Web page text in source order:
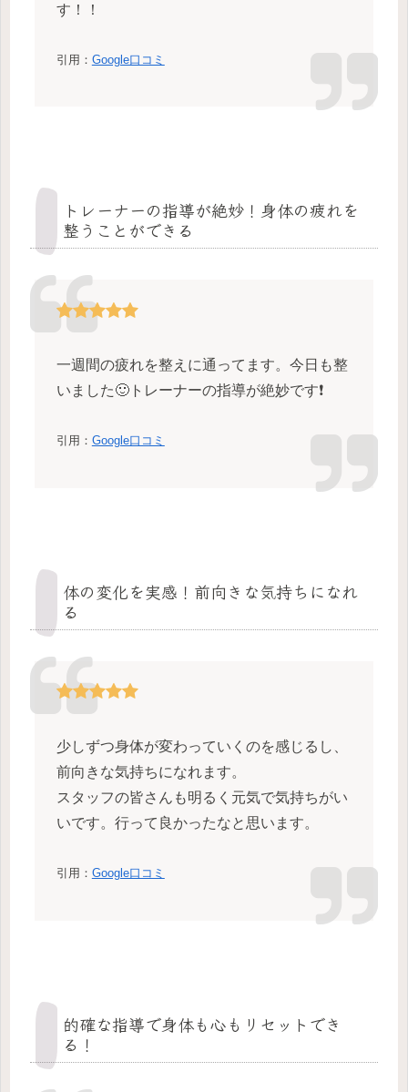
す！！
引用： Google口コミ
トレーナーの指導が絶妙！身体の疲れを
整うことができる
一週間の疲れを整えに通ってます。今日も整
いました🙂トレーナーの指導が絶妙です❗
引用： Google口コミ
体の変化を実感！前向きな気持ちになれ
る
少しずつ身体が変わっていくのを感じるし、
前向きな気持ちになれます。
スタッフの皆さんも明るく元気で気持ちがい
いです。行って良かったなと思います。
引用： Google口コミ
的確な指導で身体も心もリセットでき
る！